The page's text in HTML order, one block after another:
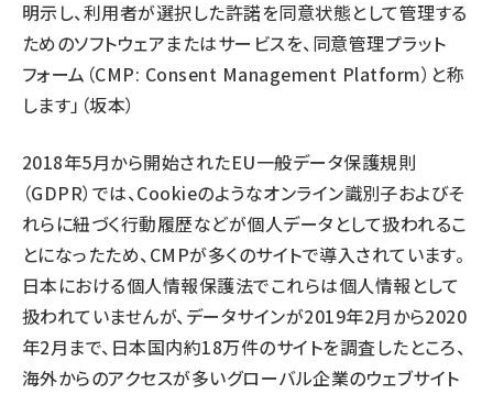
明示し、利用者が選択した許諾を同意状態として管理する
ためのソフトウェアまたはサービスを、同意管理プラット
フォーム（CMP: Consent Management Platform）と称
します」（坂本）
2018年5月から開始されたEU一般データ保護規則
（GDPR）では、Cookieのようなオンライン識別子およびそ
れらに紐づく行動履歴などが個人データとして扱われるこ
とになったため、CMPが多くのサイトで導入されています。
日本における個人情報保護法でこれらは個人情報として
扱われていませんが、データサインが2019年2月から2020
年2月まで、日本国内約18万件のサイトを調査したところ、
海外からのアクセスが多いグローバル企業のウェブサイト